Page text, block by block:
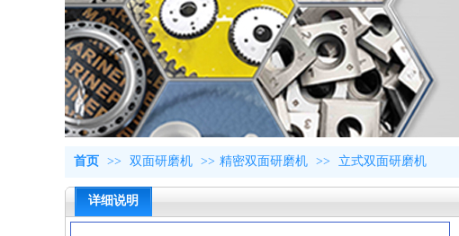
首页 >> 双面研磨机 >> 精密双面研磨机 >> 立式双面研磨机
详细说明